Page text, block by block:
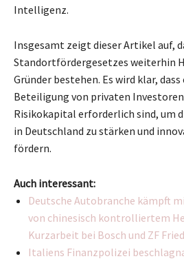
Intelligenz.
Insgesamt zeigt dieser Artikel auf,
Standortfördergesetzes weiterhin
Gründer bestehen. Es wird klar,
Beteiligung von privaten
Risikokapital erforderlich sind, um
in Deutschland zu stärken und
fördern.
Auch interessant:
Deutsche Autobranche kämpft
von chinesisch kontrolliertem
Kurzarbeit bei Bosch und ZF
Italiens Finanzpolizei